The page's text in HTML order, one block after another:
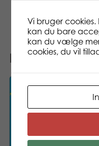
Relaterede
Vi bruger
kan du bare
kan du vælge
cookies, du vil